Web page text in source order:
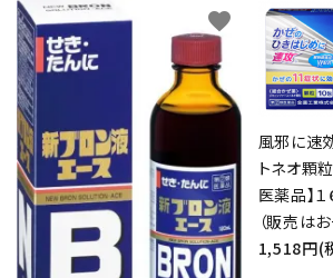
favorite
風邪に速
トネオ顆
医薬品】
（販売は
1,518円(